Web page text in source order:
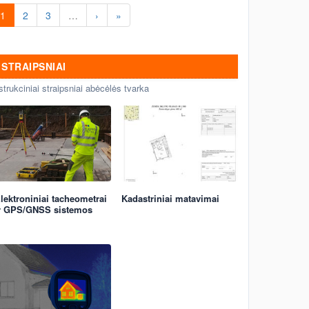
Statinių kadastriniai matavimai
(Inventorizacija) Vilniuje.
1 2 3 … › »
STRAIPSNIAI
straipsniai abėcėlės tvarka
tacheometrai
GPS/GNSS sistemos
Kadastriniai matavimai